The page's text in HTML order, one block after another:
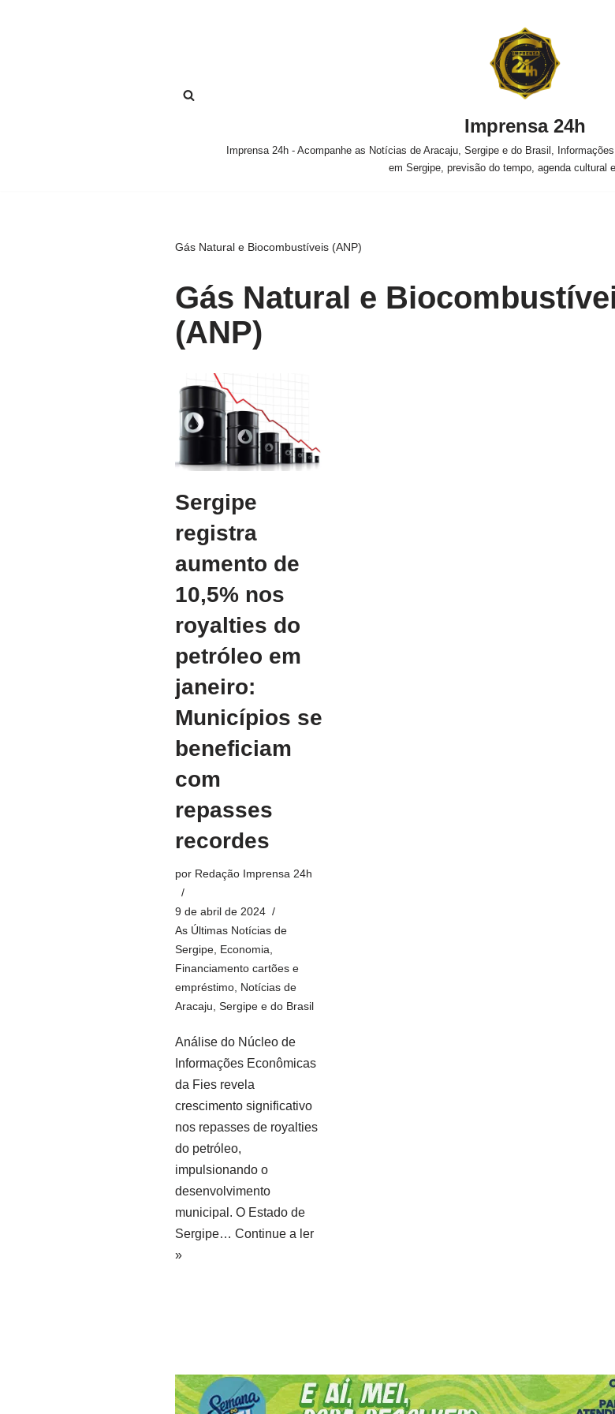
Imprensa 24h
Imprensa 24h - Acompanhe as Notícias de Aracaju, Sergipe e do Brasil,
em Sergipe, previsão do tempo, agenda cultural
Gás Natural e Biocombustíveis (ANP)
Gás Natural e
(ANP)
Sergipe
registra
aumento de
10,5% nos
royalties do
petróleo em
janeiro:
Municípios se
beneficiam
com
repasses
recordes
por Redação Imprensa 24h
9 de abril de 2024
As Últimas Notícias de
Sergipe, Economia,
Financiamento cartões e
empréstimo, Notícias de
Aracaju, Sergipe e do Brasil
Análise do Núcleo de
Informações Econômicas
da Fies revela
crescimento significativo
nos repasses de royalties
do petróleo,
impulsionando o
desenvolvimento
municipal. O Estado de
Sergipe… Continue a ler
»